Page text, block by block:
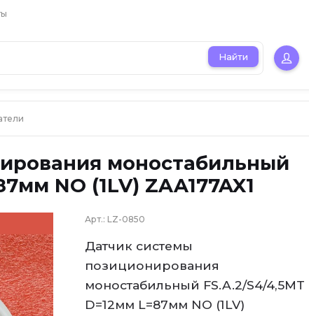
Найти
моностабильный
NO (1LV) ZAA177AX1
Арт.: LZ-0850
Датчик системы
позиционирования
моностабильный FS.A.2/S4/4,5MT
D=12мм L=87мм NO (1LV)